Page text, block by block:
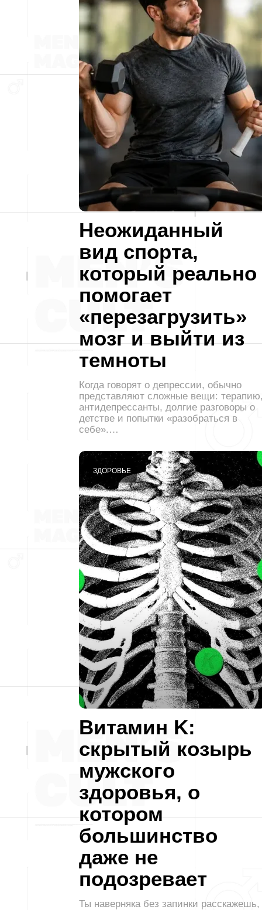
Неожиданный
вид спорта,
который реально
помогает
«перезагрузить»
мозг и выйти из
темноты
Когда говорят о депрессии, обычно
представляют сложные вещи:
антидепрессанты, долгие разговоры о
детстве и попытки «разобраться в
себе».…
Витамин K:
скрытый козырь
мужского
здоровья, о
котором
большинство
даже не
подозревает
ЗДОРОВЬЕ
Ты наверняка без запинки расскажешь,